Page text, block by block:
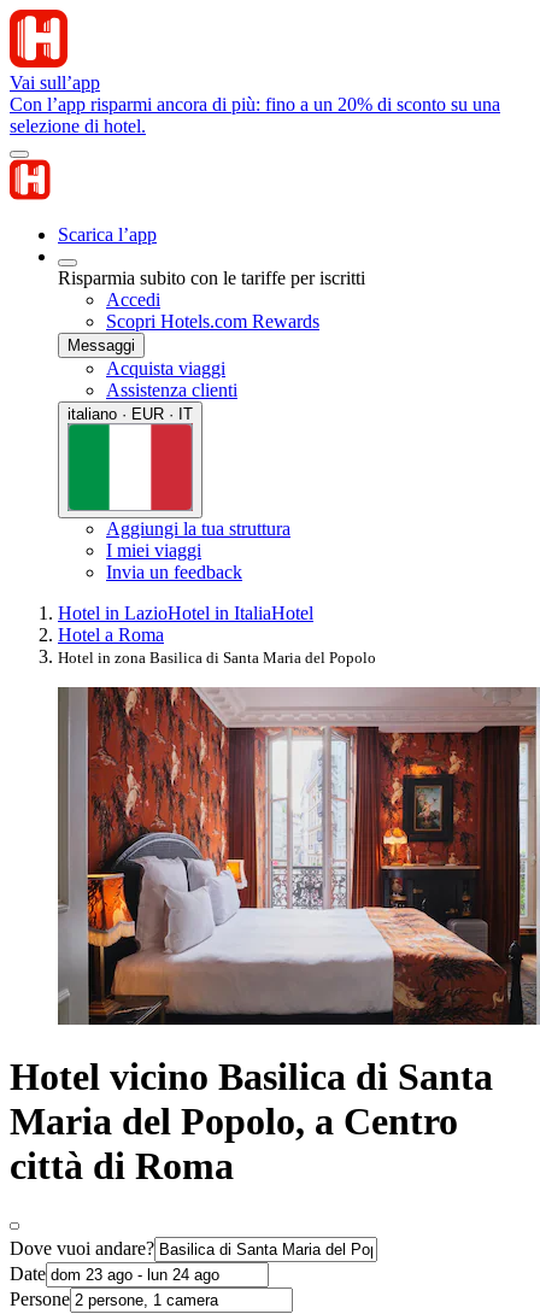
Vai sull’app
Con l’app risparmi ancora di più: fino a un 20% di sconto su una
selezione di hotel.
Scarica l’app
Risparmia subito con le tariffe per iscritti
Accedi
Scopri Hotels.com Rewards
Messaggi
Acquista viaggi
Assistenza clienti
italiano · EUR · IT
Aggiungi la tua struttura
I miei viaggi
Invia un feedback
Hotel in LazioHotel in ItaliaHotel
Hotel a Roma
Hotel in zona Basilica di Santa Maria del Popolo
Hotel vicino Basilica di Santa
Maria del Popolo, a Centro
città di Roma
Dove vuoi andare?
Date
Persone